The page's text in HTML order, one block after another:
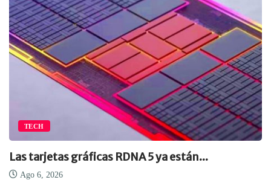
TECH
Las tarjetas gráficas RDNA 5 ya están...
Ago 6, 2026